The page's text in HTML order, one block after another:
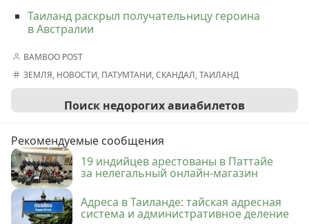
Таиланд раскрыл получательницу героина
в Австралии
BAMBOO POST
ЗЕМЛЯ, НОВОСТИ, ПАТУМТАНИ,СКАНДАЛ,ТАИЛАНД
Поиск недорогих авиабилетов
Рекомендуемые сообщения
19 индийцев арестованы в Паттайе
за нелегальный онлайн-магазин
Адреса в Таиланде: тайская адресная
система и административное деление